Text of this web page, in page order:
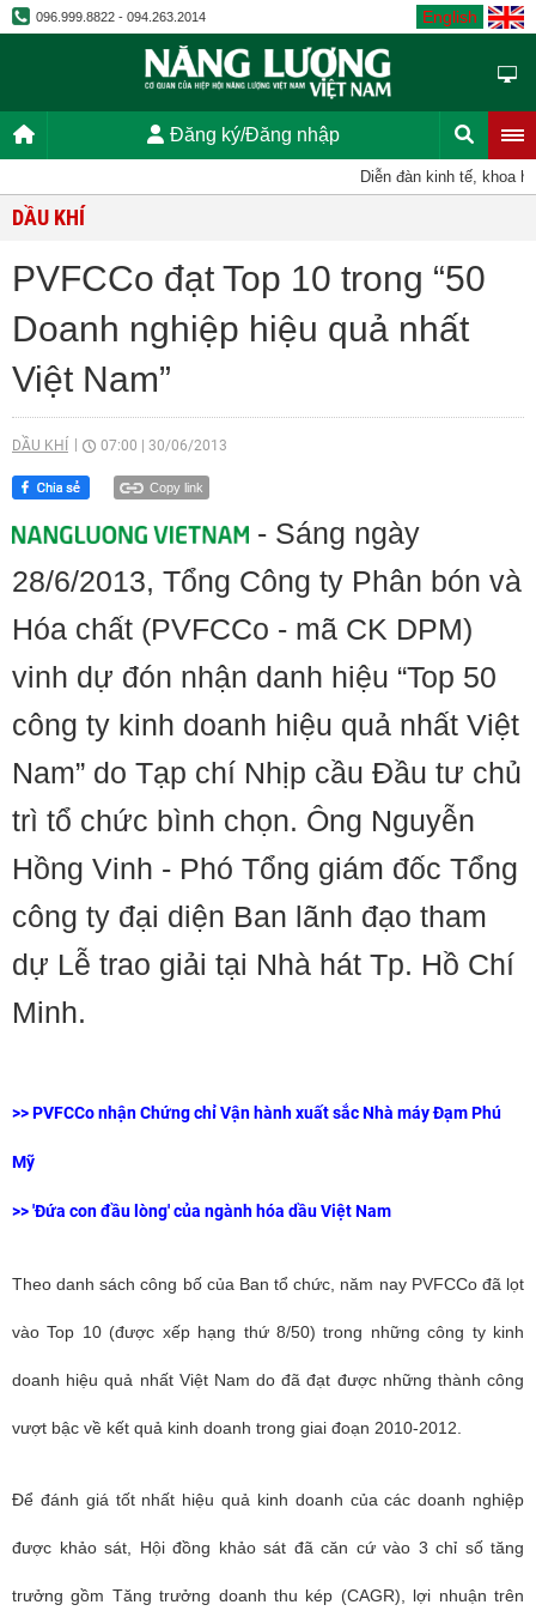
096.999.8822 - 094.263.2014 English
Đăng ký/Đăng nhập
Diễn đàn kinh tế, khoa
DẦU KHÍ
PVFCCo đạt Top 10 trong “50
Doanh nghiệp hiệu quả nhất
Việt Nam”
DẦU KHÍ 07:00 30/06/2013
Copy link
- Sáng ngày
28/6/2013, Tổng Công ty Phân bón và
Hóa chất (PVFCCo - mã CK DPM)
vinh dự đón nhận danh hiệu “Top 50
công ty kinh doanh hiệu quả nhất Việt
Nam” do Tạp chí Nhịp cầu Đầu tư chủ
trì tổ chức bình chọn. Ông Nguyễn
Hồng Vinh - Phó Tổng giám đốc Tổng
công ty đại diện Ban lãnh đạo tham
dự Lễ trao giải tại Nhà hát Tp. Hồ Chí
Minh.
>>PVFCCo nhận Chứng chỉ Vận hành xuất sắc Nhà máy Đạm Phú
Mỹ
>> 'Đứa con đầu lòng' của ngành hóa dầu Việt Nam
Theo danh sách công bố của Ban tổ chức, năm nay PVFCCo đã lọt
vào Top 10 (được xếp hạng thứ 8/50) trong những công ty kinh
doanh hiệu quả nhất Việt Nam do đã đạt được những thành công
vượt bậc về kết quả kinh doanh trong giai đoạn 2010-2012.
Để đánh giá tốt nhất hiệu quả kinh doanh của các doanh nghiệp
được khảo sát, Hội đồng khảo sát đã căn cứ vào 3 chỉ số tăng
trưởng gồm Tăng trưởng doanh thu kép (CAGR), lợi nhuận trên